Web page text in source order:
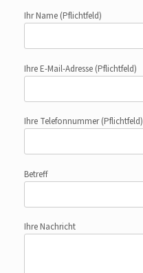
Ihr Name (Pflichtfeld)
Ihre E-Mail-Adresse (Pflichtfeld)
Ihre Telefonnummer(Pflichtfeld)
Betreff
Ihre Nachricht